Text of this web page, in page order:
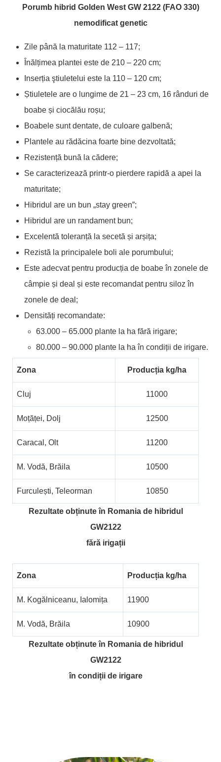
Porumb hibrid Golden West GW 2122 (FAO 330)
nemodificat genetic
Zile până la maturitate 112 – 117;
Înălțimea plantei este de 210 – 220 cm;
Inserția ştiuletelui este la 110 – 120 cm;
Știuletele are o lungime de 21 – 23 cm, 16 rânduri de
boabe și ciocălău roșu;
Boabele sunt dentate, de culoare galbenă;
Plantele au rădăcina foarte bine dezvoltată;
Rezistență bună la cădere;
Se caracterizează printr-o pierdere rapidă a apei la
maturitate;
Hibridul are un bun „stay green”;
Hibridul are un randament bun;
Excelentă toleranță la secetă și arșița;
Rezistă la principalele boli ale porumbului;
Este adecvat pentru producția de boabe în zonele de
câmpie și deal și este recomandat pentru siloz în
zonele de deal;
Densități recomandate:
63.000 – 65.000 plante la ha fără irigare;
80.000 – 90.000 plante la ha în condiții de irigare.
Zona Producția kg/ha
Cluj 11000
Moțăței, Dolj 12500
Caracal, Olt 11200
M. Vodă, Brăila 10500
Furculești, Teleorman 10850
Rezultate obținute în Romania de hibridul
GW2122
fără irigații
Zona Producția kg/ha
M. Kogălniceanu, Ialomița 11900
M. Vodă, Brăila 10900
Rezultate obținute în Romania de hibridul
GW2122
în condiții de irigare